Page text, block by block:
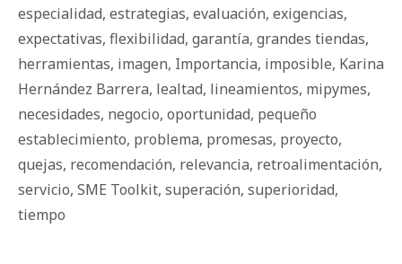
especialidad, estrategias, evaluación, exigencias,
expectativas, fle­xi­bi­li­dad, garantía, grandes tiendas,
herramientas, imagen, Importancia, imposible, Karina
Hernández Barrera, lealtad, lineamientos, mipymes,
necesidades, negocio, oportunidad, pequeño
establecimiento, problema, promesas, proyecto,
quejas, recomendación, relevancia, retroalimentación,
servicio, SME Toolkit, superación, superioridad,
tiempo